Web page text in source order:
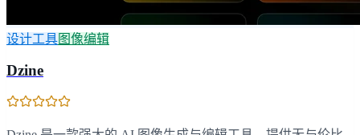
设计工具图像编辑
Dzine